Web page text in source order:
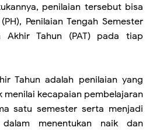
penilaian tersebut bisa
Penilaian Tengah Semester
Akhir Tahun (PAT) pada tiap
Tahun adalah penilaian yang
menilai kecapaian pembelajaran
satu semester serta menjadi
menentukan naik dan